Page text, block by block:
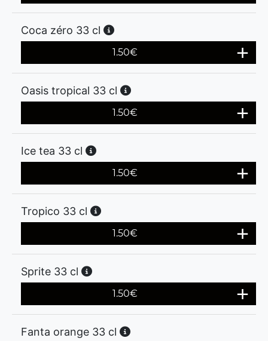
Coca zéro 33 cl
1.50€
Oasis tropical 33 cl
1.50€
Ice tea 33 cl
1.50€
Tropico 33 cl
1.50€
Sprite 33 cl
1.50€
Fanta orange 33 cl